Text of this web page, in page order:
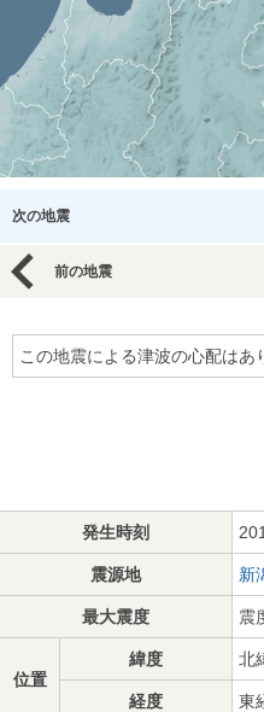
次の地震
前の地震
この地震による津波の心配はあ
発生時刻
震源地 新
最大震度 震
位置
緯度 北
経度 東